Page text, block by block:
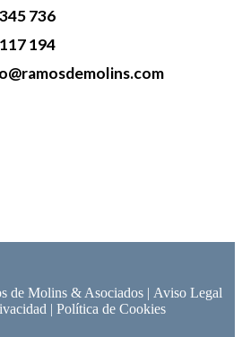
736
194
de Molins & Asociados | Aviso Legal
| Política de Cookies